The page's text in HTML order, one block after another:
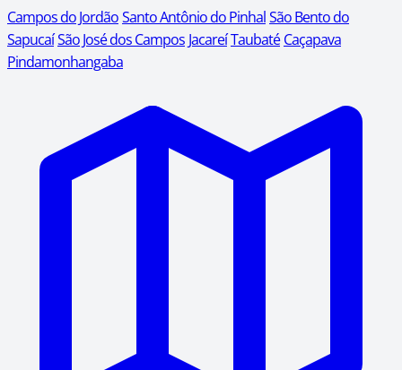
Campos do JordãoSanto Antônio do PinhalSão Bento do
SapucaíSão José dos Campos JacareíTaubaté Caçapava
Pindamonhangaba